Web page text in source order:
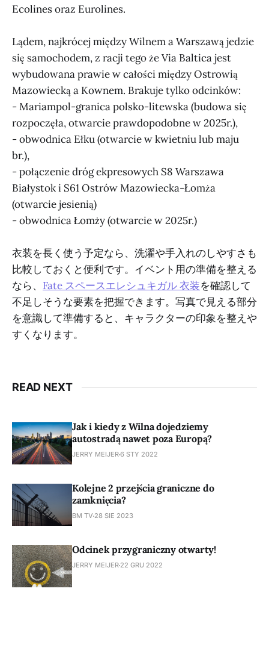
Ecolines oraz Eurolines.
Lądem, najkrócej między Wilnem a Warszawą jedzie
się samochodem, z racji tego że Via Baltica jest
wybudowana prawie w całości między Ostrowią
Mazowiecką a Kownem. Brakuje tylko odcinków:
- Mariampol-granica polsko-litewska (budowa się
rozpoczęła, otwarcie prawdopodobne w 2025r.),
- obwodnica Ełku (otwarcie w kwietniu lub maju
br.),
- połączenie dróg ekpresowych S8 Warszawa
Białystok i S61 Ostrów Mazowiecka-Łomża
(otwarcie jesienią)
- obwodnica Łomży (otwarcie w 2025r.)
衣装を長く使う予定なら、洗濯や手入れのしやすさも
比較しておくと便利です。イベント用の準備を整える
なら、 Fate スペースエレシュキガル 衣装を確認して
不足しそうな要素を把握できます。写真で見える部分
を意識して準備すると、キャラクターの印象を整えや
すくなります。
READ NEXT
Jak i kiedy z Wilna dojedziemy
autostradą nawet poza Europą?
JERRY MEIJER6 STY 2022
Kolejne 2 przejścia graniczne do
zamknięcia?
BM TV 28 SIE 2023
Odcinek przygraniczny otwarty!
JERRY MEIJER 22 GRU 2022